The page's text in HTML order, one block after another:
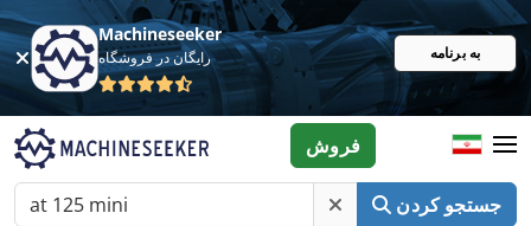
Machineseeker
رایگان در فروشگاه به برنامه
جستجو کردن
فروش